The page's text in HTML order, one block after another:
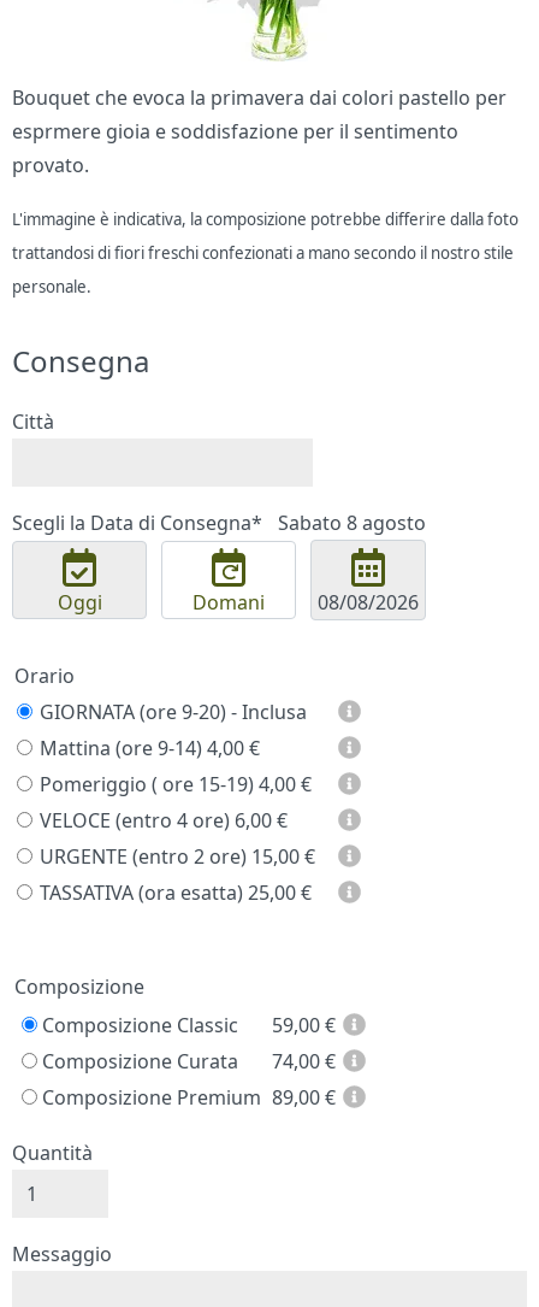
Bouquet che evoca la primavera dai colori pastello per
esprmere gioia e soddisfazione per il sentimento
provato.
L'immagine è indicativa, la composizione potrebbe differire dalla foto
trattandosi di fiori freschi confezionati a mano secondo il nostro stile
personale.
Consegna
Città
Scegli la Data di Consegna* Sabato 8 agosto
Oggi Domani
Orario
GIORNATA (ore 9-20) - Inclusa
Mattina (ore 9-14) 4,00 €
Pomeriggio ( ore 15-19) 4,00 €
VELOCE (entro 4 ore) 6,00 €
URGENTE (entro 2 ore) 15,00 €
TASSATIVA (ora esatta) 25,00 €
Prezzo
Composizione
Composizione Classic
59,00€
Composizione Curata
74,00€
Composizione Premium 89,00€
Quantità
Messaggio e firma
Messaggio